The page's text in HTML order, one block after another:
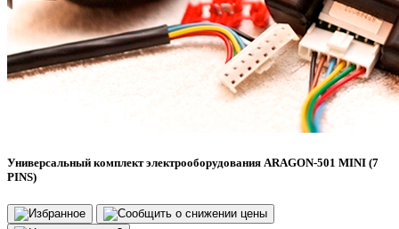
Универсальный комплект электрооборудования ARAGON-501 MINI (7
PINS)